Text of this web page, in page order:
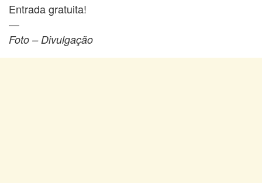
Entrada gratuita!
—
Foto – Divulgação